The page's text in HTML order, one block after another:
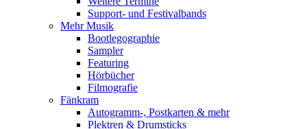
Support- und Festivalbands
Mehr Musik
Bootlegographie
Sampler
Featuring
Hörbücher
Filmografie
Fänkram
Autogramm-, Postkarten & mehr
Plektren & Drumsticks